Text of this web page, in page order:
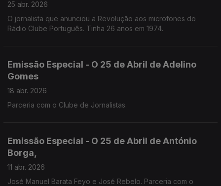
25 abr. 2026
O jornalista que anunciou a Revolução aos microfones do
Rádio Clube Português. Tinha 26 anos em 1974.
Emissão Especial - O 25 de Abril de Adelino
Gomes
18 abr. 2026
Parceria com o Clube de Jornalistas.
Emissão Especial - O 25 de Abril de António
Borga,
11 abr. 2026
José Manuel Barata Feyo e José Rebelo. Parceria com o